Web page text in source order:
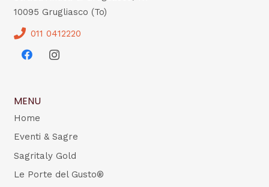
10095 Grugliasco (To)
011 0412220
MENU
Home
Eventi & Sagre
Sagritaly Gold
Le Porte del Gusto®